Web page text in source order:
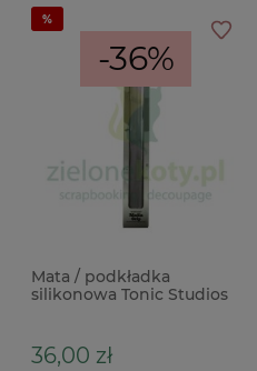
-36%
Mata / podkładka
silikonowa Tonic Studios
36,00 zł